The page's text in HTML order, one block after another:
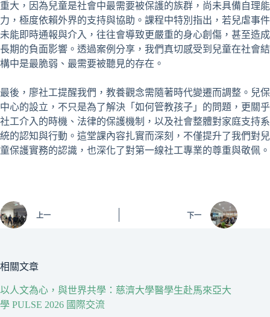
重大，因為兒童是社會中最需要被保護的族群，尚未具備自理能
力，極度依賴外界的支持與協助。課程中特別指出，若兒虐事件
未能即時通報與介入，往往會導致更嚴重的身心創傷，甚至造成
長期的負面影響。透過案例分享，我們真切感受到兒童在社會結
構中是最脆弱、最需要被聽見的存在。
最後，廖社工提醒我們，教養觀念需隨著時代變遷而調整。兒保
中心的設立，不只是為了解決「如何管教孩子」的問題，更關乎
社工介入的時機、法律的保護機制，以及社會整體對家庭支持系
統的認知與行動。這堂課內容扎實而深刻，不僅提升了我們對兒
童保護實務的認識，也深化了對第一線社工專業的尊重與敬佩。
上一 下一
相關文章
以人文為心，與世界共學：慈濟大學醫學生赴馬來亞大
學 PULSE 2026 國際交流